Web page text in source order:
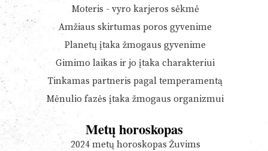
Moteris - vyro karjeros sėkmė
Amžiaus skirtumas poros gyvenime
Planetų įtaka žmogaus gyvenime
Gimimo laikas ir jo įtaka charakteriui
Tinkamas partneris pagal temperamentą
Mėnulio fazės įtaka žmogaus organizmui
Metų horoskopas
2024 metų horoskopas Žuvims